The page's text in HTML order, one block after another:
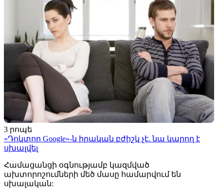
3 րոպե
«Դոկտոր Google»-ն իրական բժիշկ չէ. նա կարող է
սխալվել
Համացանցի օգնությամբ կազմված
ախտորոշումների մեծ մասը համարվում են
սխալական: